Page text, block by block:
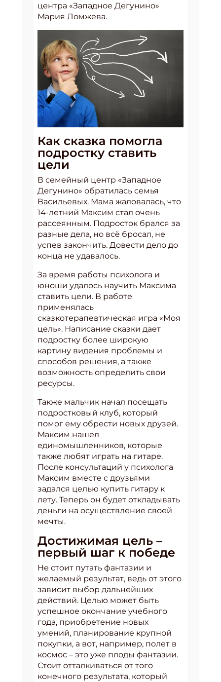
центра «Западное Дегунино»
Мария Ломжева.
Как сказка помогла
подростку ставить
цели
В семейный центр «Западное
Дегунино» обратилась семья
Васильевых. Мама жаловалась, что
14-летний Максим стал очень
рассеянным. Подросток брался за
разные дела, но всё бросал, не
успев закончить. Довести дело до
конца не удавалось.
За время работы психолога и
юноши удалось научить Максима
ставить цели. В работе
применялась
сказкотерапевтическая игра «Моя
цель». Написание сказки дает
подростку более широкую
картину видения проблемы и
способов решения, а также
возможность определить свои
ресурсы.
Также мальчик начал посещать
подростковый клуб, который
помог ему обрести новых друзей.
Максим нашел
единомышленников, которые
также любят играть на гитаре.
После консультаций у психолога
Максим вместе с друзьями
задался целью купить гитару к
лету. Теперь он будет откладывать
деньги на осуществление своей
мечты.
Достижимая цель –
первый шаг к победе
Не стоит путать фантазии и
желаемый результат, ведь от этого
зависит выбор дальнейших
действий. Целью может быть
успешное окончание учебного
года, приобретение новых
умений, планирование крупной
покупки, а вот, например, полет в
космос – это уже плоды фантазии.
Стоит отталкиваться от того
конечного результата, который